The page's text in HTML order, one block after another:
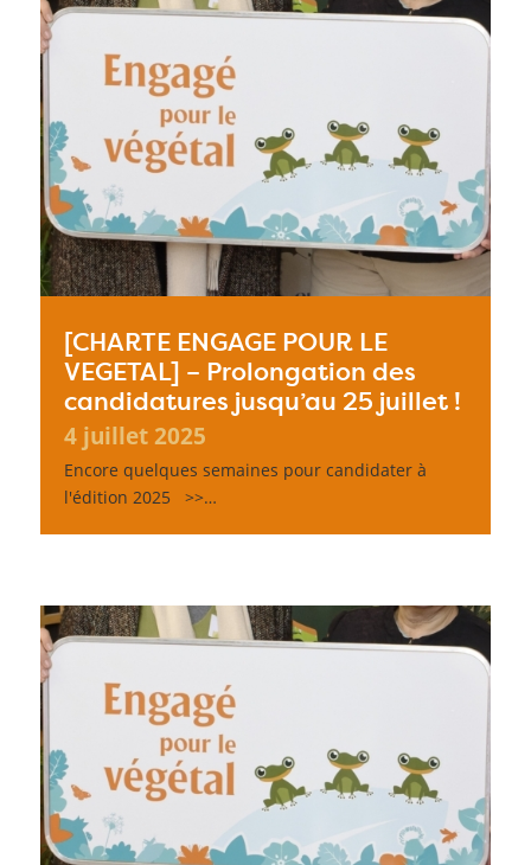
[CHARTE ENGAGE POUR LE
VEGETAL] – Prolongation des
candidatures jusqu’au 25 juillet !
4 juillet 2025
Encore quelques semaines pour candidater à
l'édition 2025 >>…